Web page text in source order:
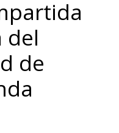
del
de